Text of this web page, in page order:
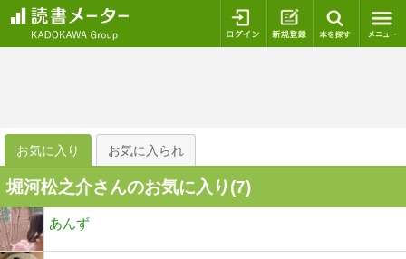
ログイン 新規登録
お気に入り お気に入られ
堀河松之介さんのお気に入り(7)
あんず